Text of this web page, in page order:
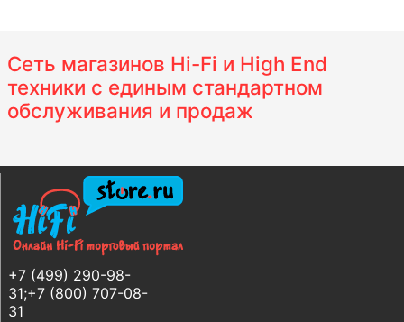
Сеть магазинов Hi-Fi и High End
техники с единым стандартном
обслуживания и продаж
+7 (499) 290-98-
31;+7 (800) 707-08-
31